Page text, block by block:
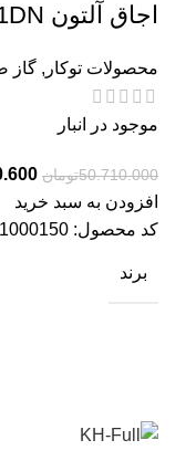
اجاق آلتون IG531DN
محصولات توکار , گاز
موجود در انبار
50.710.000تومان
افزودن به سبد خرید
کد محصول: 1000150
برند